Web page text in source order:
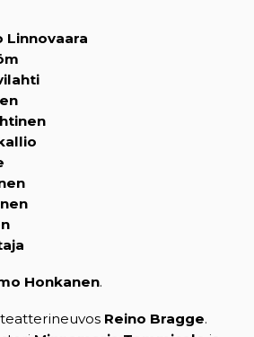
Linnovaara
Honkanen.
Reino Bragge.